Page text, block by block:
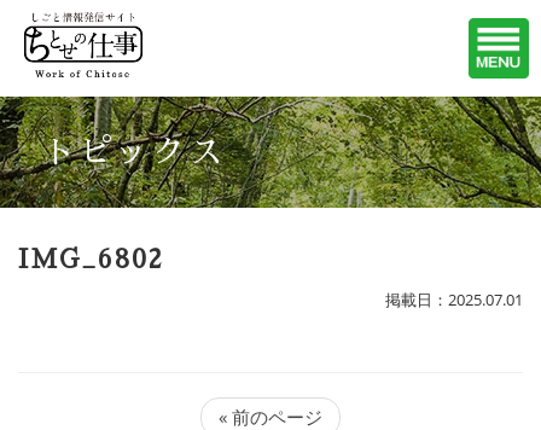
トピックス
IMG_6802
掲載日：2025.07.01
« 前のページ